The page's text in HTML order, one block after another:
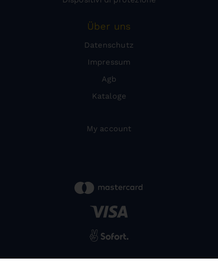
Über uns
Datenschutz
Impressum
Agb
Kataloge
My account